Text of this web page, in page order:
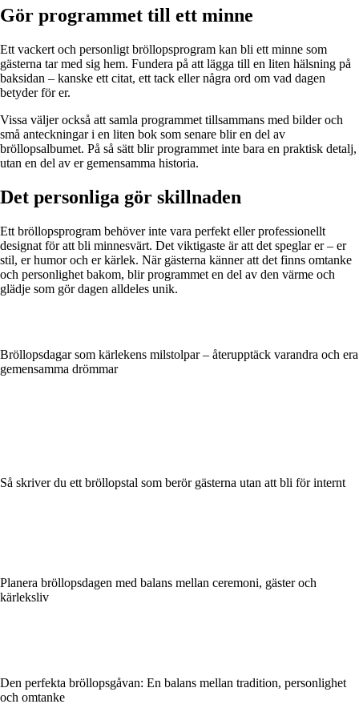
Gör programmet till ett minne
Ett vackert och personligt bröllopsprogram kan bli ett minne som
gästerna tar med sig hem. Fundera på att lägga till en liten hälsning på
baksidan – kanske ett citat, ett tack eller några ord om vad dagen
betyder för er.
Vissa väljer också att samla programmet tillsammans med bilder och
små anteckningar i en liten bok som senare blir en del av
bröllopsalbumet. På så sätt blir programmet inte bara en praktisk detalj,
utan en del av er gemensamma historia.
Det personliga gör skillnaden
Ett bröllopsprogram behöver inte vara perfekt eller professionellt
designat för att bli minnesvärt. Det viktigaste är att det speglar er – er
stil, er humor och er kärlek. När gästerna känner att det finns omtanke
och personlighet bakom, blir programmet en del av den värme och
glädje som gör dagen alldeles unik.
Bröllopsdagar som kärlekens milstolpar – återupptäck varandra och era
gemensamma drömmar
Så skriver du ett bröllopstal som berör gästerna utan att bli för internt
Planera bröllopsdagen med balans mellan ceremoni, gäster och
kärleksliv
Den perfekta bröllopsgåvan: En balans mellan tradition, personlighet
och omtanke